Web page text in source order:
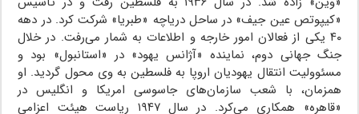
«کیپوتص عین جیف» در ساحل دریاچه «طبریا» شرکت کرد. در دهه
۴۰ یکی از فعالان امور خارجه و اطلاعات به شمار می‌رفت. در خلال
جنگ جهانی دوم، نماینده «آژانس یهود» در «استانبول» بود و
مسئوولیت انتقال یهودیان اروپا به فلسطین به وی محول گردید. او
همزمان، با شعب سازمان‌های جاسوسی امریکا و انگلیس در
«قاهره» همکاری می‌کرد. در سال ۱۹۴۷ ریاست هیئت اعزامی